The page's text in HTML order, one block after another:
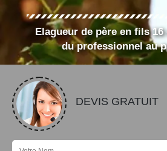
Elagueur de père en fils
du professionnel au
DEVIS GRATUIT